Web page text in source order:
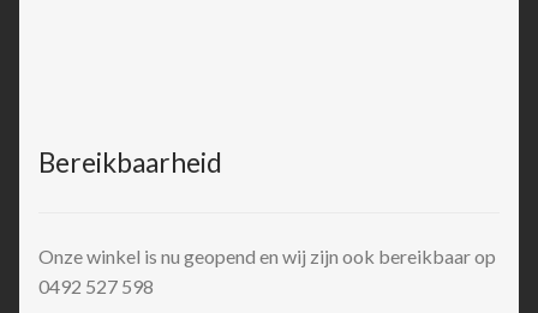
Bereikbaarheid
Onze winkel is nu geopend en wij zijn ook bereikbaar op
0492 527 598